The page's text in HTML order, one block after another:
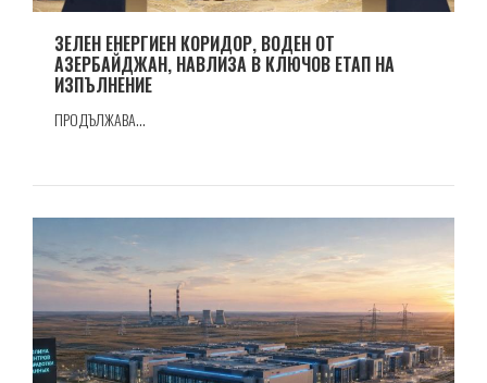
ЗЕЛЕН ЕНЕРГИЕН КОРИДОР, ВОДЕН ОТ
АЗЕРБАЙДЖАН, НАВЛИЗА В КЛЮЧОВ ЕТАП НА
ИЗПЪЛНЕНИЕ
ПРОДЪЛЖАВА...